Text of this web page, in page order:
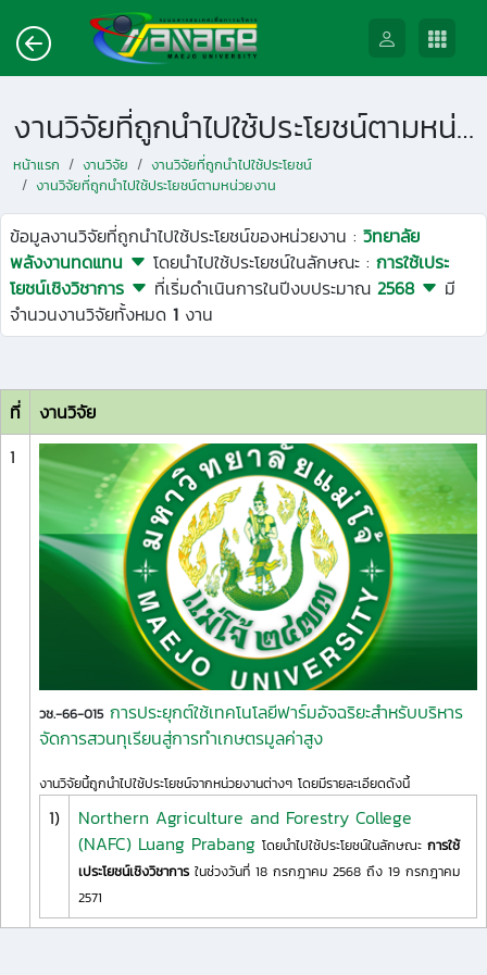
งานวิจัยที่ถูกนำไปใช้ประโยชน์ตามหน่วยงาน
หน้าแรก งานวิจัย
งานวิจัยที่ถูกนำไปใช้ประโยชน์
งานวิจัยที่ถูกนำไปใช้ประโยชน์ตามหน่วยงาน
ข้อมูลงานวิจัยที่ถูกนำไปใช้ประโยชน์ของหน่วยงาน : วิทยาลัย
พลังงานทดแทน
โดยนำไปใช้ประโยชน์ในลักษณะ : การใช้เประ
โยชน์เชิงวิชาการ
ที่เริ่มดำเนินการในปีงบประมาณ 2568
มี
จำนวนงานวิจัยทั้งหมด 1 งาน
ที่
งานวิจัย
1
วช.-66-015 การประยุกต์ใช้เทคโนโลยีฟาร์มอัจฉริยะสำหรับบริหาร
จัดการสวนทุเรียนสู่การทำเกษตรมูลค่าสูง
งานวิจัยนี้ถูกนำไปใช้ประโยชน์จากหน่วยงานต่างๆ โดยมีรายละเอียดดังนี้
1)
Northern Agriculture and Forestry College
(NAFC) Luang Prabang โดยนำไปใช้ประโยชน์ในลักษณะ การใช้
เประโยชน์เชิงวิชาการ ในช่วงวันที่ 18 กรกฎาคม 2568 ถึง 19 กรกฎาคม
2571